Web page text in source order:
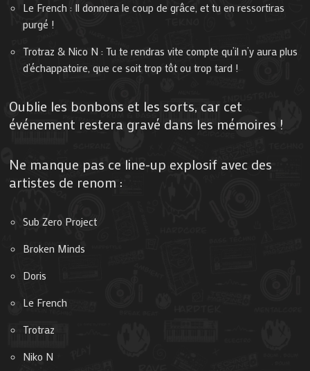
Le French : Il donnera le coup de grâce, et tu en ressortiras
purgé !
Trotraz & Nico N : Tu te rendras vite compte qu’il n’y aura plus
d’échappatoire, que ce soit trop tôt ou trop tard !
Oublie les bonbons et les sorts, car cet
événement restera gravé dans les mémoires !
Ne manque pas ce line-up explosif avec des
artistes de renom :
Sub Zero Project
Broken Minds
Doris
Le French
Trotraz
Niko N